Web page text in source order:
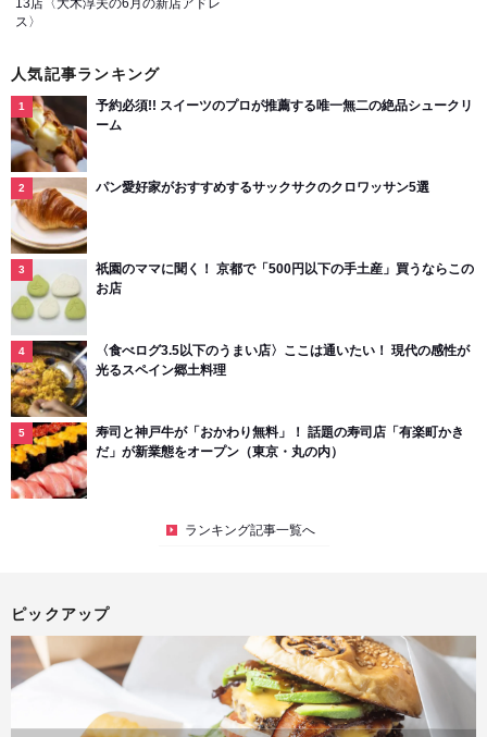
ス〉
人気記事ランキング
予約必須!! スイーツのプロが推薦する唯一無二の絶品シュークリ
ーム
パン愛好家がおすすめするサックサクのクロワッサン5選
祇園のママに聞く！ 京都で「500円以下の手土産」買うならこの
お店
〈食べログ3.5以下のうまい店〉ここは通いたい！ 現代の感性が
光るスペイン郷土料理
寿司と神戸牛が「おかわり無料」！ 話題の寿司店「有楽町かき
だ」が新業態をオープン（東京・丸の内）
ランキング記事一覧へ
ピックアップ